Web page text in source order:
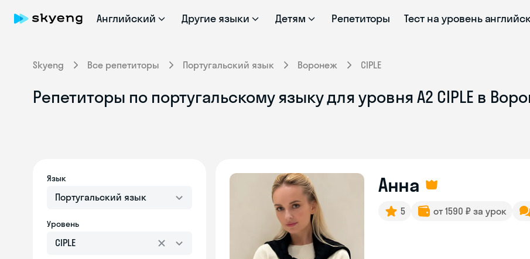
Английский Другие языки Детям Репетиторы Тест на уровень
Skyeng Все репетиторы Португальский язык Воронеж CIPLE
Репетиторы по португальскому языку для уровня A2 CIPLE в
Язык
Португальский язык
Уровень
CIPLE
Анна
5 от 1590 ₽ за урок